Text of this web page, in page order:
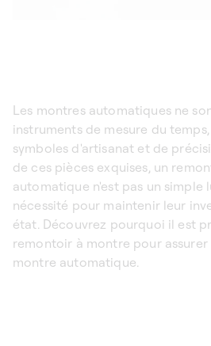
Les montres automatiques ne
instruments de mesure du
symboles d'artisanat et de
de ces pièces exquises, un
automatique n'est pas un simple
nécessité pour maintenir leur
état. Découvrez pourquoi il est
remontoir à montre pour
montre automatique.